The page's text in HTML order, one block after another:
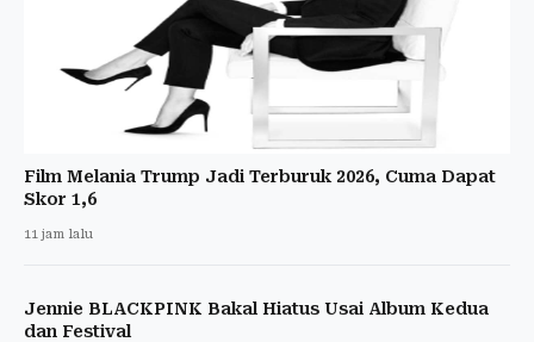
Film Melania Trump Jadi Terburuk 2026, Cuma Dapat
Skor 1,6
11 jam lalu
Jennie BLACKPINK Bakal Hiatus Usai Album Kedua
dan Festival